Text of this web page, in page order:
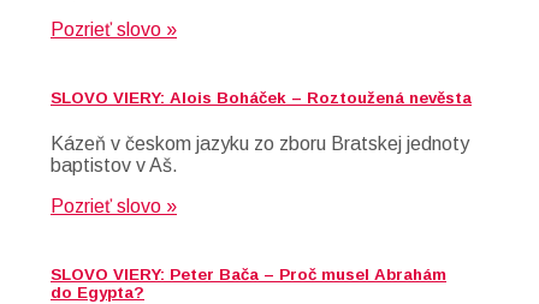
Pozrieť slovo »
SLOVO VIERY: Alois Boháček – Roztoužená nevěsta
Kázeň v českom jazyku zo zboru Bratskej jednoty
baptistov v Aš.
Pozrieť slovo »
SLOVO VIERY: Peter Bača – Proč musel Abrahám
do Egypta?